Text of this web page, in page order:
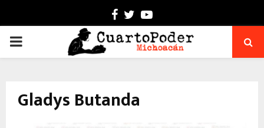
Facebook
TwitterYoutube
PRIMARY
Gladys Butanda